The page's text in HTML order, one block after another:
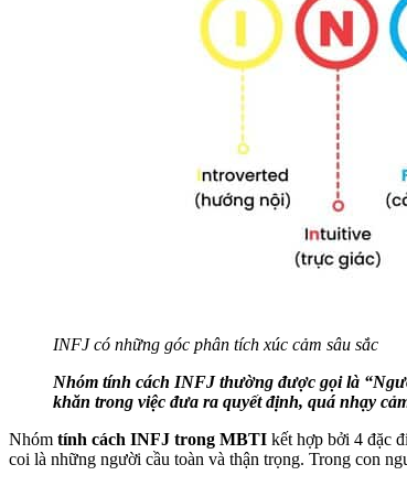
INFJ có những góc phân tích xúc cảm sâu sắc
Nhóm tính cách INFJ thường được gọi là
khăn trong việc đưa ra quyết định, quá nhạy
Nhóm tính cách INFJ trong MBTI kết hợp bởi 4 đặc
coi là những người cầu toàn và thận trọng. Trong con